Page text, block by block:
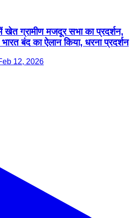
ग्रामीण मजदूर सभा का प्रदर्शन,
बंद का ऐलान किया, धरना प्रदर्शन
12, 2026